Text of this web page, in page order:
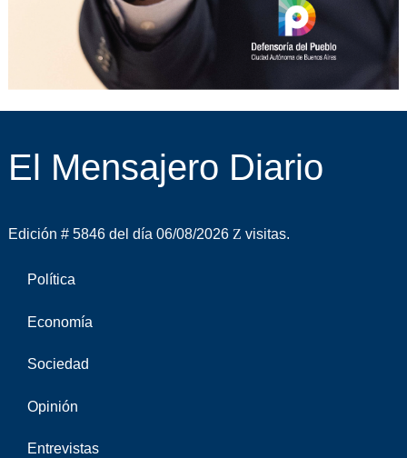
El Mensajero Diario
Edición # 5846 del día 06/08/2026 visitas.
Política
Economía
Sociedad
Opinión
Entrevistas